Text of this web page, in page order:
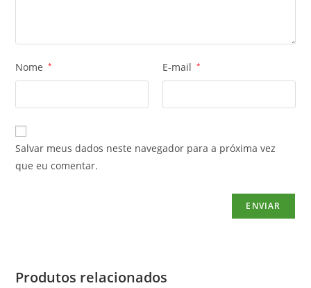
Nome * E-mail *
Salvar meus dados neste navegador para a próxima vez
que eu comentar.
Produtos relacionados